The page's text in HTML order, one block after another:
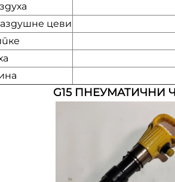
цеви
G15 ПНЕУМАТИЧНИ